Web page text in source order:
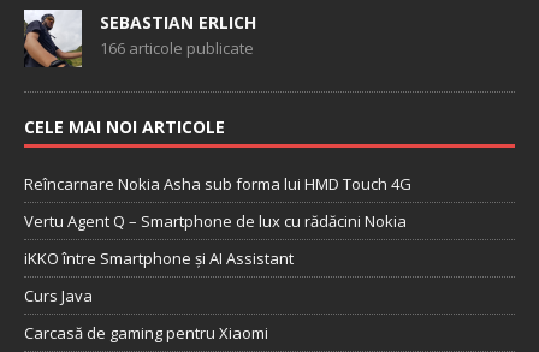
SEBASTIAN ERLICH
166 articole publicate
CELE MAI NOI ARTICOLE
Reîncarnare Nokia Asha sub forma lui HMD Touch 4G
Vertu Agent Q – Smartphone de lux cu rădăcini Nokia
iKKO între Smartphone și AI Assistant
Curs Java
Carcasă de gaming pentru Xiaomi